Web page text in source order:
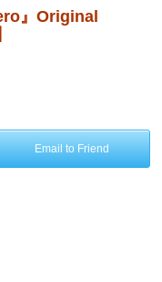
』Original
Email to Friend